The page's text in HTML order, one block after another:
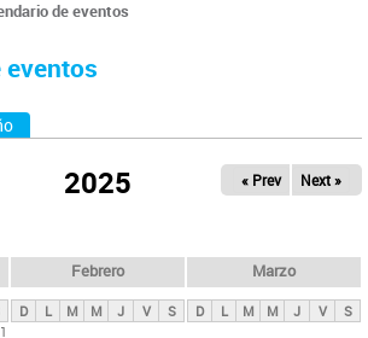
de eventos
eventos
2025 « Prev Next »
1
Febrero
D L M M J V S
Marzo
D L M M J V S